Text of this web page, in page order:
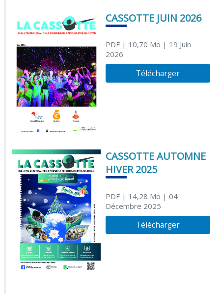
CASSOTTE JUIN 2026
PDF| 10,70 Mo | 19 Juin
2026
Télécharger
CASSOTTE AUTOMNE
HIVER 2025
PDF| 14,28 Mo | 04
Décembre 2025
Télécharger